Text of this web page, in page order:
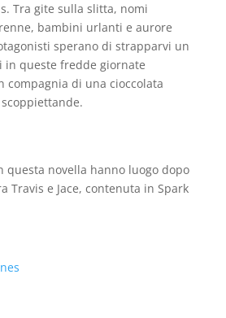
Tra gite sulla slitta, nomi
bambini urlanti e aurore
sperano di strapparvi un
in queste fredde giornate
compagnia di una cioccolata
questa novella hanno luogo dopo
Travis e Jace, contenuta in Spark